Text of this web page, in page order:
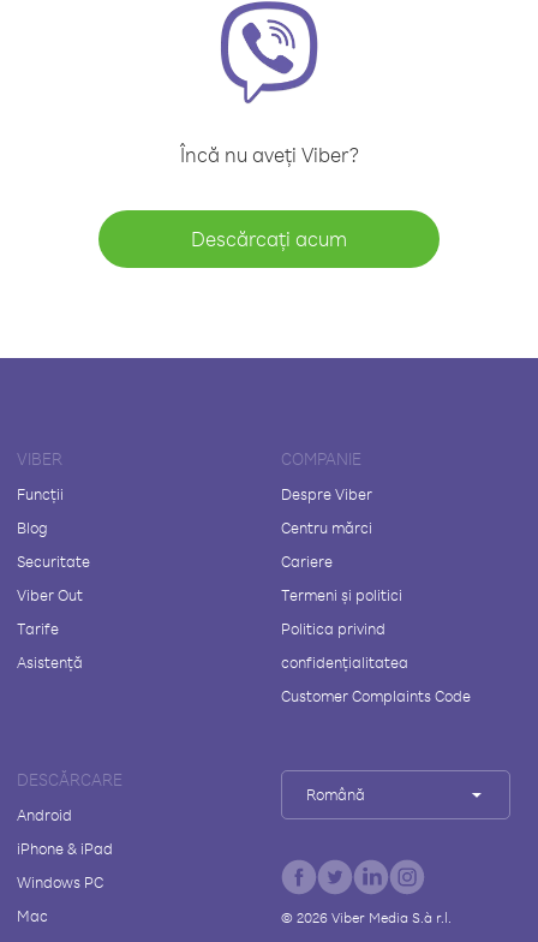
Încă nu aveți Viber?
Descărcați acum
VIBER
Funcții
Blog
Securitate
Viber Out
Tarife
Asistență
COMPANIE
Despre Viber
Centru mărci
Cariere
Termeni și politici
Politica privind
confidențialitatea
Customer Complaints Code
DESCĂRCARE
Android
iPhone & iPad
Windows PC
Mac
Română
© 2026Viber Media S.à r.l.